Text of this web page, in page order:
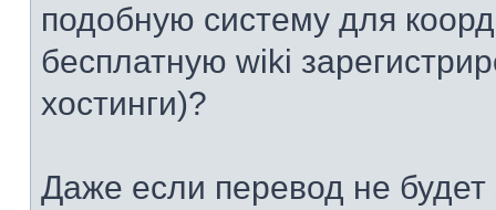
подобную систему для
бесплатную wiki
хостинги)?
Даже если перевод не